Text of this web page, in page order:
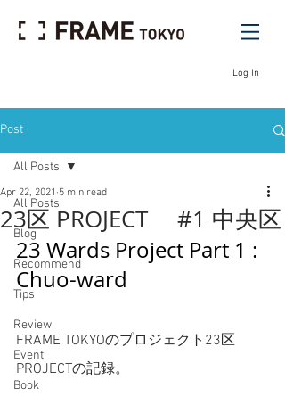
Log In
Post
All Posts
Blog
Recommend
Tips
Review
Event
Book
All Posts
23区 PROJECT #1 中央区
Apr 22, 2021 5 min read
23 Wards Project Part 1 :
Chuo-ward
FRAME TOKYOのプロジェクト23区
PROJECTの記録。